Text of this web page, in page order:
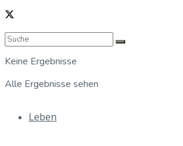
Keine Ergebnisse
Alle Ergebnisse sehen
Leben